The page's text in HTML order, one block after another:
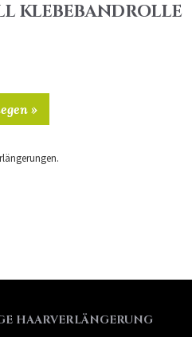
KLEBEBANDROLLE
»
HAARVERLÄNGERUNG